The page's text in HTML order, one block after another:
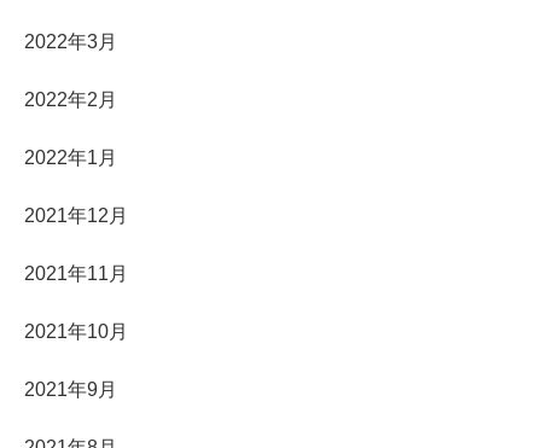
2022年3月
2022年2月
2022年1月
2021年12月
2021年11月
2021年10月
2021年9月